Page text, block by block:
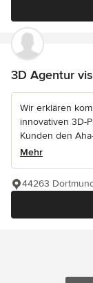
3D Agentur
Wir erklären
innovativen 3D-
Kunden den
Mehr
44263